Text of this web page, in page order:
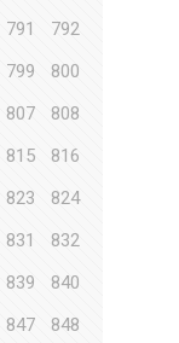
791
792
799
800
807
808
815
816
823
824
831
832
839
840
847
848